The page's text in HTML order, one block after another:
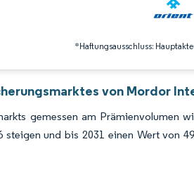
*Haftungsausschluss:
von Mordor
gemessen am Prämienvolumen
und bis 2031 einen Wert von